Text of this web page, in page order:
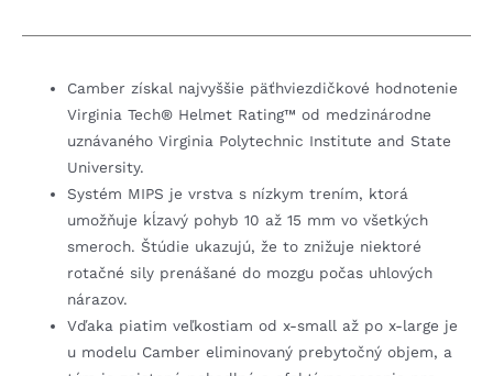
Camber získal najvyššie päťhviezdičkové hodnotenie
Virginia Tech® Helmet Rating™ od medzinárodne
uznávaného Virginia Polytechnic Institute and State
University.
Systém MIPS je vrstva s nízkym trením, ktorá
umožňuje kĺzavý pohyb 10 až 15 mm vo všetkých
smeroch. Štúdie ukazujú, že to znižuje niektoré
rotačné sily prenášané do mozgu počas uhlových
nárazov.
Vďaka piatim veľkostiam od x-small až po x-large je
u modelu Camber eliminovaný prebytočný objem, a